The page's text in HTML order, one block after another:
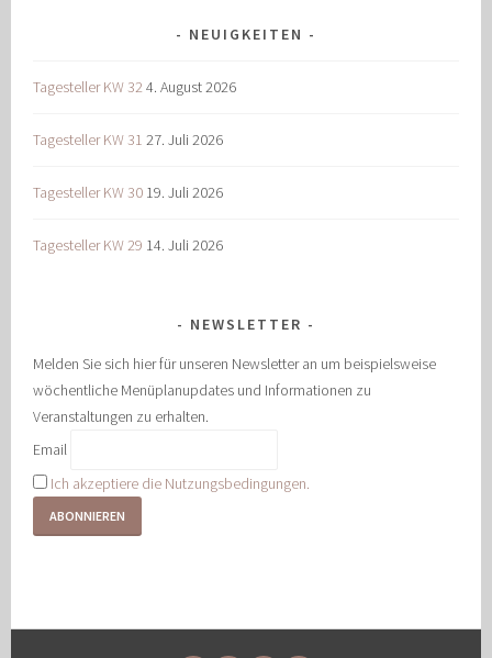
NEUIGKEITEN
Tagesteller KW 324. August 2026
Tagesteller KW 31 27. Juli 2026
Tagesteller KW 30 19. Juli 2026
Tagesteller KW 29 14. Juli 2026
NEWSLETTER
Melden Sie sich hier für unseren Newsletter an um beispielsweise
wöchentliche Menüplanupdates und Informationen zu
Veranstaltungen zu erhalten.
Email
Ich akzeptiere die Nutzungsbedingungen.